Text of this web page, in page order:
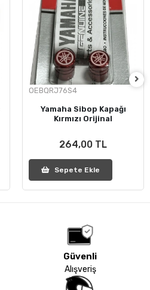
OEBQRJ76S4
Yamaha Sibop Kapağı
Kırmızı Orijinal
264,00 TL
Sepete Ekle
Güvenli
Alışveriş